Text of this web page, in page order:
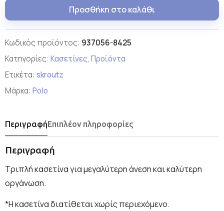
Προσθήκη στο καλάθι
Κωδικός προϊόντος: 937056-8425
Κατηγορίες: Κασετίνες, Προϊόντα
Ετικέτα: skroutz
Μάρκα: Polo
ΠεριγραφήΕπιπλέον πληροφορίες
Περιγραφή
Τριπλή κασετίνα για μεγαλύτερη άνεση και καλύτερη
οργάνωση.
*Η κασετίνα διατίθεται χωρίς περιεχόμενο.